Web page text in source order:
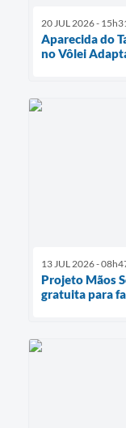
20 JUL 2026 -
Aparecida do
no Vôlei
13 JUL 2026 -
Projeto Mãos
gratuita para